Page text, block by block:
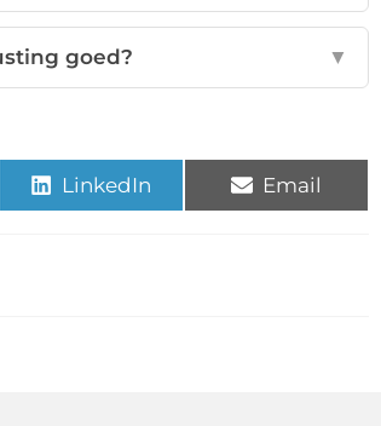
goed? ▼
LinkedIn Email